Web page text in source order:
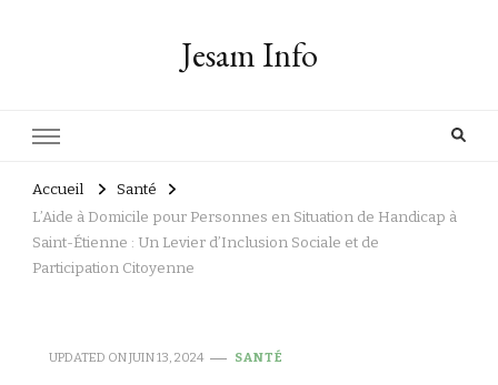
Jesam Info
Accueil
Santé
L’Aide à Domicile pour Personnes en Situation de Handicap à
Saint-Étienne : Un Levier d’Inclusion Sociale et de
Participation Citoyenne
UPDATED ONJUIN 13, 2024 SANTÉ